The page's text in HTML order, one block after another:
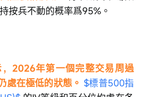
按兵不動的概率爲95%。
2026年第一個完整交易周過
處在極低的狀態。 $標普500指